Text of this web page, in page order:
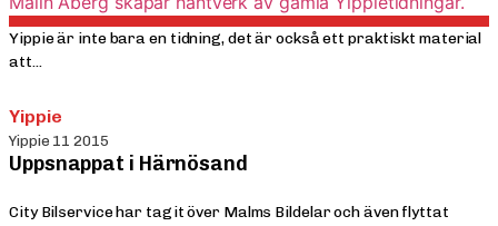
Yippie är inte bara en tidning, det är också ett praktiskt material
att...
Yippie
Yippie 11 2015
Uppsnappat i Härnösand
City Bilservice har tagit över Malms Bildelar och även flyttat